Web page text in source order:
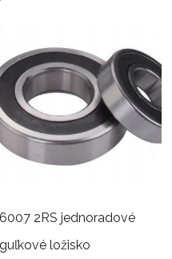
6007 2RS jednoradové
guľkové ložisko